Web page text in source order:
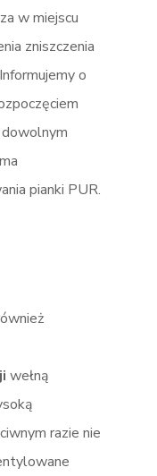
w miejscu
zniszczenia
o
pianki PUR.
wełną
razie nie